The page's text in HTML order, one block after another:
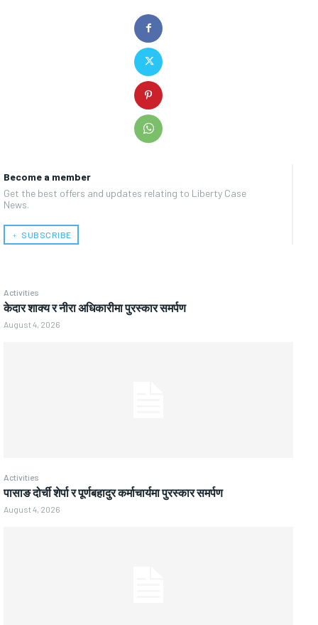
Become a member
Get the best offers and updates relating to Liberty Case
News.
﹢ SUBSCRIBE
Activities
केदार शाक्य र नीरा अधिकारीमा पुरस्कार समर्पण
August 4, 2026
Activities
पासाङ दोर्ची शेर्पा र पूर्णबहादुर कर्माचार्यमा पुरस्कार समर्पण
August 4, 2026